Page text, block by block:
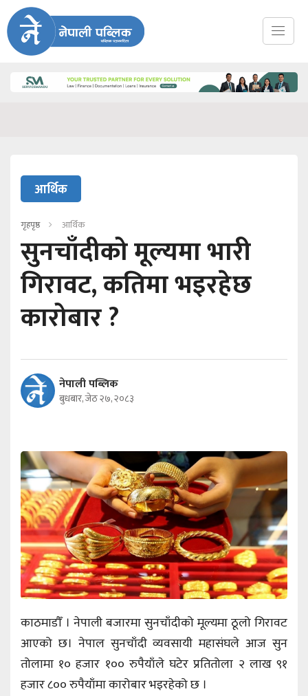
आर्थिक
गृहपृष्ठ आर्थिक
सुनचाँदीको मूल्यमा भारी
गिरावट, कतिमा भइरहेछ
कारोबार ?
नेपाली पब्लिक
बुधबार, जेठ २७, २०८३
काठमाडौँ । नेपाली बजारमा सुनचाँदीको मूल्यमा ठूलो गिरावट
आएको छ। नेपाल सुनचाँदी व्यवसायी महासंघले आज सुन
तोलामा १० हजार १०० रुपैयाँले घटेर प्रतितोला २ लाख ९१
हजार ८०० रुपैयाँमा कारोबार भइरहेको छ ।